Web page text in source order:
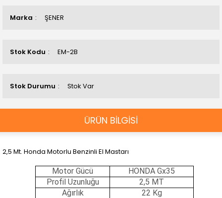
Marka ŞENER
Stok Kodu EM-2B
Stok Durumu Stok Var
ÜRÜN BİLGİSİ
2,5 Mt. Honda Motorlu Benzinli El Mastarı
Motor Gücü
HONDA Gx35
Profil Uzunluğu
2,5 MT
Ağırlık
22 Kg